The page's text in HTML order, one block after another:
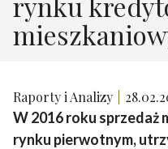
Raporty i Analizy
W 2016 roku sprzedaż
rynku pierwotnym,